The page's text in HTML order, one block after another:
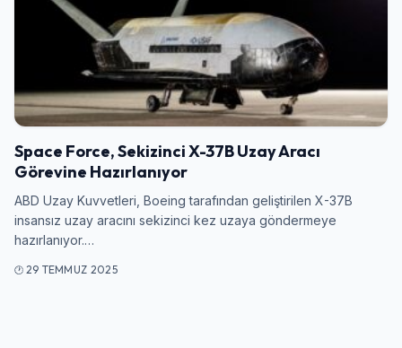
Space Force, Sekizinci X-37B Uzay Aracı
Görevine Hazırlanıyor
ABD Uzay Kuvvetleri, Boeing tarafından geliştirilen X-37B
insansız uzay aracını sekizinci kez uzaya göndermeye
hazırlanıyor.…
29 TEMMUZ 2025
Kullanıcı Adı veya E-posta
Şifre
Beni Hatırla
Giriş Yap